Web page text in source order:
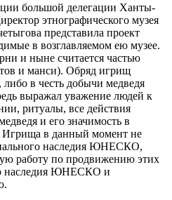
большой делегации Ханты-
этнографического музея
представила проект
в возглавляемом ею музее.
и ныне считается частью
и манси). Обряд игрищ
либо в честь добычи медведя
выражал уважение людей к
ритуалы, все действия
и его значимость в
Игрища в данный момент не
наследия ЮНЕСКО,
работу по продвижению этих
наследия ЮНЕСКО и